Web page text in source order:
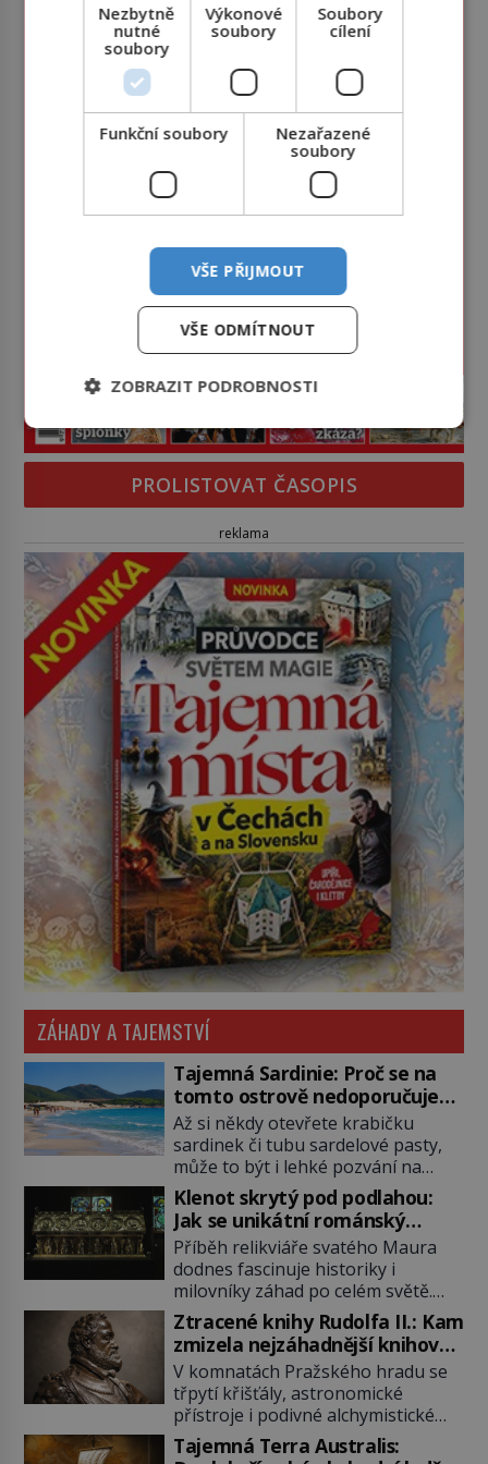
PROLISTOVAT ČASOPIS
reklama
ZÁHADY A TAJEMSTVÍ
Tajemná Sardinie: Proč se na
tomto ostrově nedoporučuje
pytlovat „mořské brambory“?
Až si někdy otevřete krabičku
sardinek či tubu sardelové pasty,
může to být i lehké pozvání na
cestu do srdce Středozemního
moře, na ostrov hrdých Sardů.
Věděli jste, že to byl právě italský
ostrov Sardinie, jenž těmto
produktům moře propůjčil své
jméno. Co dalšího je pro Sardinii
typické a pro Středoevropana
zajímavé? Na mapách má […]
Klenot skrytý pod podlahou:
Jak se unikátní románský
poklad dostal do zapadlého
Bečova?
Příběh relikviáře svatého Maura
dodnes fascinuje historiky i
milovníky záhad po celém světě.
Tato románská zlatnická památka
ze 13. století je po českých
korunovačních klenotech druhým
nejcennějším movitým majetkem v
České republice. Přestože byl
klenot v roce 1985 po dramatickém
pátrání kriminalistů úspěšně
Ztracené knihy Rudolfa II.: Kam
zmizela nejzáhadnější knihovna
Evropy?
V komnatách Pražského hradu se
třpytí křišťály, astronomické
přístroje i podivné alchymistické
rukopisy. Císař Rudolf II.
shromažďuje vše, co souvisí s
Tajemná Terra Australis:
Nezbytně
nutné
soubory
Výkonové
soubory
Soubory
cílení
Funkční soubory
Nezařazené
soubory
VŠE PŘIJMOUT
VŠE ODMÍTNOUT
ZOBRAZIT PODROBNOSTI